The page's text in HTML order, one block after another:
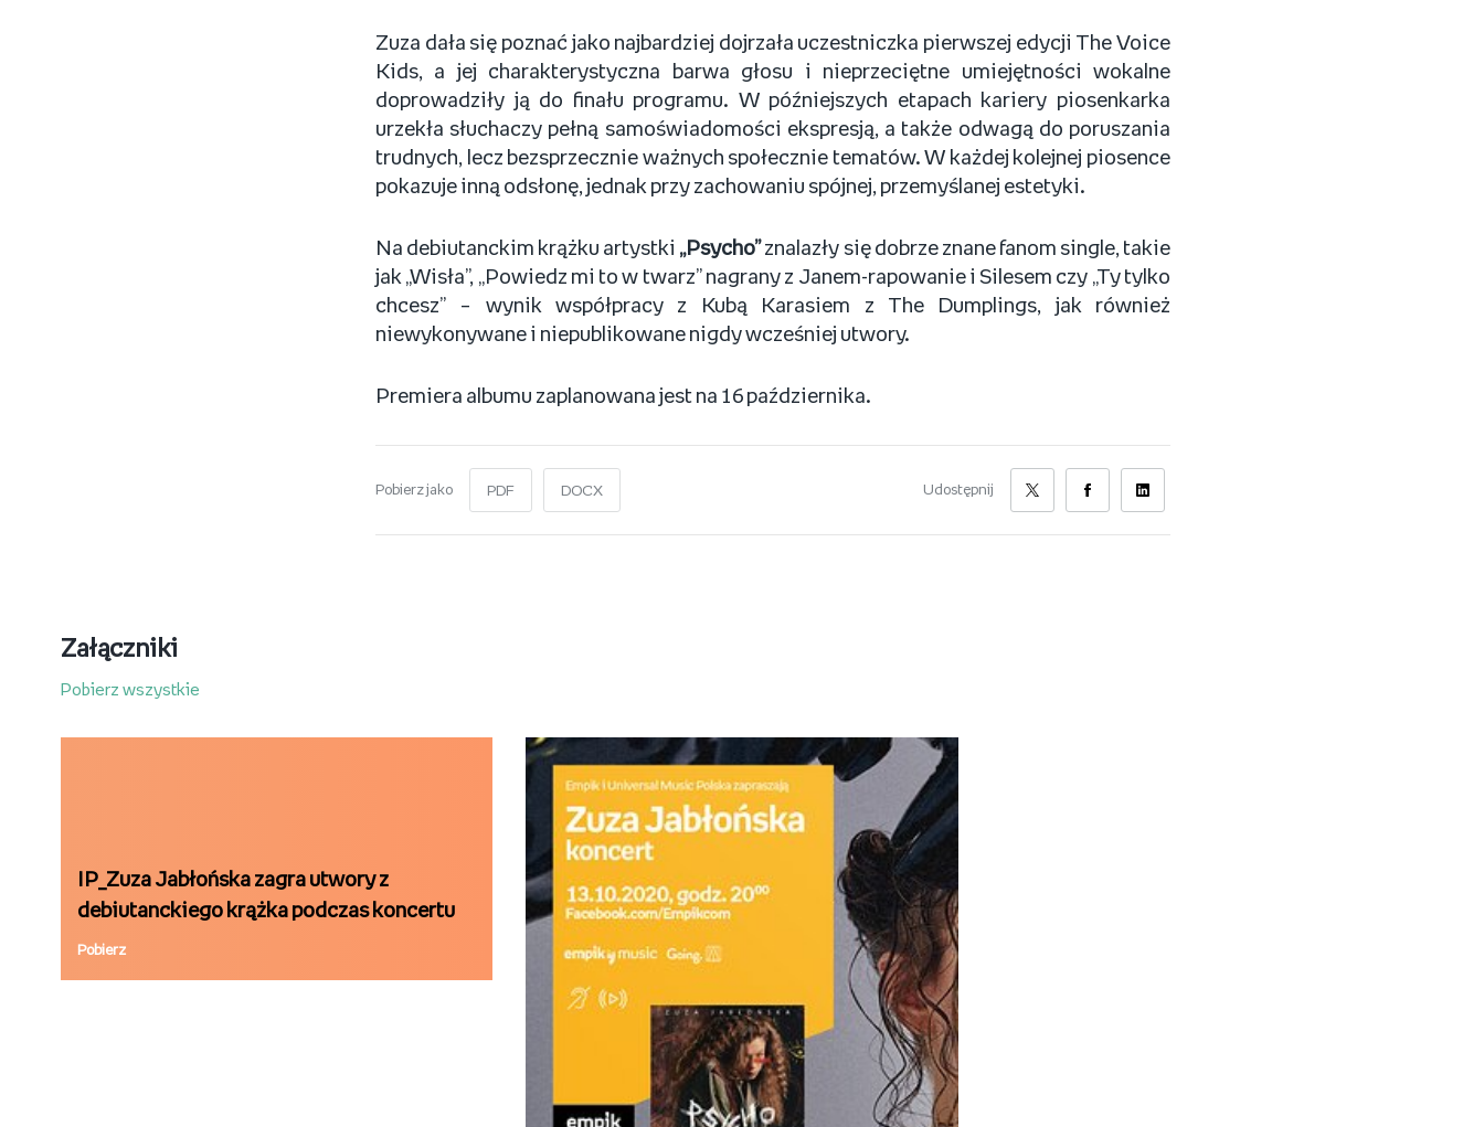
Zuza dała się poznać jako najbardziej dojrzała uczestniczka pierwszej edycji The Voice
Kids, a jej charakterystyczna barwa głosu i nieprzeciętne umiejętności wokalne
doprowadziły ją do finału programu. W późniejszych etapach kariery piosenkarka
urzekła słuchaczy pełną samoświadomości ekspresją, a także odwagą do poruszania
trudnych, lecz bezsprzecznie ważnych społecznie tematów. W każdej kolejnej piosence
pokazuje inną odsłonę, jednak przy zachowaniu spójnej, przemyślanej estetyki.
Na debiutanckim krążku artystki „Psycho”znalazły się dobrze znane fanom single, takie
jak „Wisła”, „Powiedz mi to w twarz” nagrany z Janem-rapowanie i Silesem czy „Ty tylko
chcesz” – wynik współpracy z Kubą Karasiem z The Dumplings, jak również
niewykonywane i niepublikowane nigdy wcześniej utwory.
Premiera albumu zaplanowana jest na 16 października.
Pobierz jako PDF DOCX Udostępnij
Załączniki
Pobierz wszystkie
IP_Zuza Jabłońska zagra utwory z
debiutanckiego krążka podczas koncertu
online.docx
Pobierz